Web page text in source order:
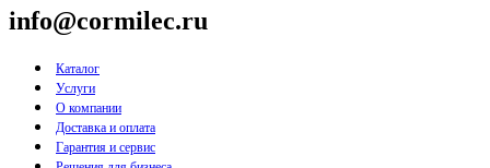
info@cormilec.ru
Каталог
Услуги
О компании
Доставка и оплата
Гарантия и сервис